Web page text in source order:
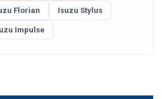
Florian Isuzu Stylus
Impulse